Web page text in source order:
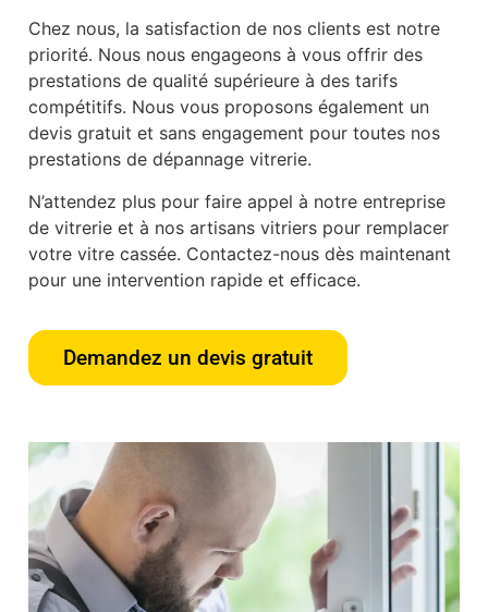
Chez nous, la satisfaction de nos clients est notre
priorité. Nous nous engageons à vous offrir des
prestations de qualité supérieure à des tarifs
compétitifs. Nous vous proposons également un
devis gratuit et sans engagement pour toutes nos
prestations de dépannage vitrerie.
N’attendez plus pour faire appel à notre entreprise
de vitrerie et à nos artisans vitriers pour remplacer
votre vitre cassée. Contactez-nous dès maintenant
pour une intervention rapide et efficace.
Demandez un devis gratuit